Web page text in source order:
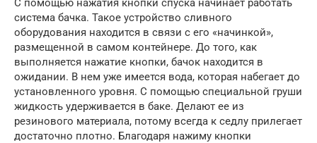
С помощью нажатия кнопки спуска начинает работать
система бачка. Такое устройство сливного
оборудования находится в связи с его «начинкой»,
размещенной в самом контейнере. До того, как
выполняется нажатие кнопки, бачок находится в
ожидании. В нем уже имеется вода, которая набегает до
установленного уровня. С помощью специальной груши
жидкость удерживается в баке. Делают ее из
резинового материала, потому всегда к седлу прилегает
достаточно плотно. Благодаря нажиму кнопки